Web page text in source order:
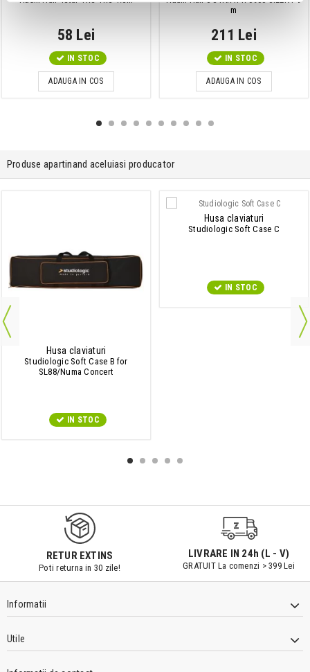
58 Lei
IN STOC
ADAUGA IN COS
m
211 Lei
IN STOC
ADAUGA IN COS
Produse apartinand aceluiasi producator
Husa claviaturi
Studiologic Soft Case B for
SL88/Numa Concert
IN STOC
Husa claviaturi
Studiologic Soft Case C
IN STOC
RETUR EXTINS
Poti returna in 30 zile!
LIVRARE IN 24h (L - V)
GRATUIT La comenzi > 399 Lei
Informatii
Utile